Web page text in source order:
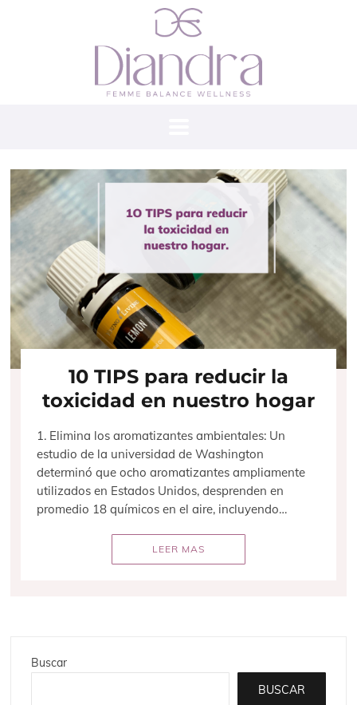
10 TIPS para reducir la
toxicidad en nuestro hogar
1. Elimina los aromatizantes ambientales: Un
estudio de la universidad de Washington
determinó que ocho aromatizantes ampliamente
utilizados en Estados Unidos, desprenden en
promedio 18 químicos en el aire, incluyendo…
LEER MAS
Buscar
BUSCAR